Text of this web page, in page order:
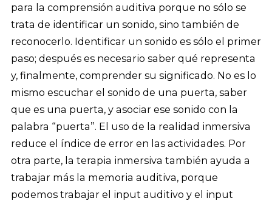
para la comprensión auditiva porque no sólo se
trata de identificar un sonido, sino también de
reconocerlo. Identificar un sonido es sólo el primer
paso; después es necesario saber qué representa
y, finalmente, comprender su significado. No es lo
mismo escuchar el sonido de una puerta, saber
que es una puerta, y asociar ese sonido con la
palabra “puerta”. El uso de la realidad inmersiva
reduce el índice de error en las actividades. Por
otra parte, la terapia inmersiva también ayuda a
trabajar más la memoria auditiva, porque
podemos trabajar el input auditivo y el input